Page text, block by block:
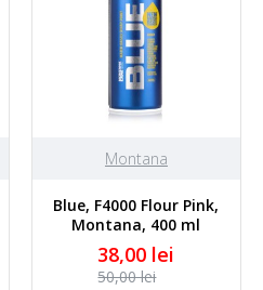
Montana
Blue, F4000 Flour Pink,
Montana, 400 ml
38,00 lei
50,00 lei